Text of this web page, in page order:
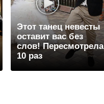
Этот танец невесты
оставит вас без
слов! Пересмотрела
10 раз